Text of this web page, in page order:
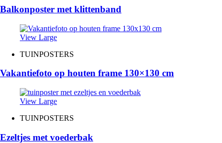
Balkonposter met klittenband
View Large
TUINPOSTERS
Vakantiefoto op houten frame 130×130 cm
View Large
TUINPOSTERS
Ezeltjes met voederbak